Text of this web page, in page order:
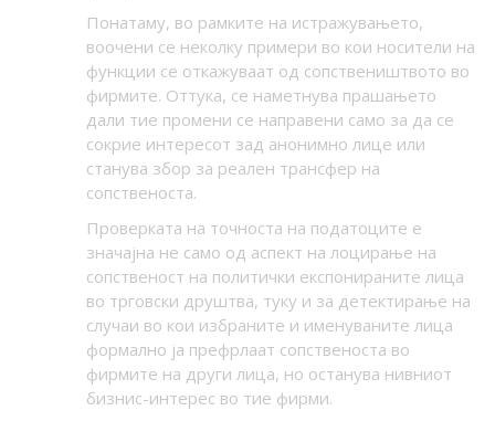
Понатаму, во рамките на истражувањето,
воочени се неколку примери во кои носители на
функции се откажуваат од сопствеништвото во
фирмите. Оттука, се наметнува прашањето
дали тие промени се направени само за да се
сокрие интересот зад анонимно лице или
станува збор за реален трансфер на
сопственоста.
Проверката на точноста на податоците е
значајна не само од аспект на лоцирање на
сопственост на политички експонираните лица
во трговски друштва, туку и за детектирање на
случаи во кои избраните и именуваните лица
формално ја префрлаат сопственоста во
фирмите на други лица, но останува нивниот
бизнис-интерес во тие фирми.